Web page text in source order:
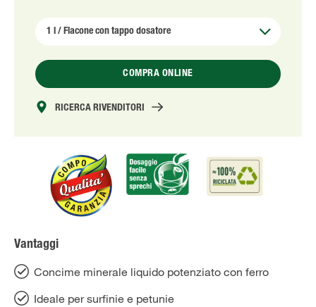
COMPRA ONLINE
RICERCA RIVENDITORI
Vantaggi
Concime minerale liquido potenziato con ferro
Ideale per surfinie e petunie